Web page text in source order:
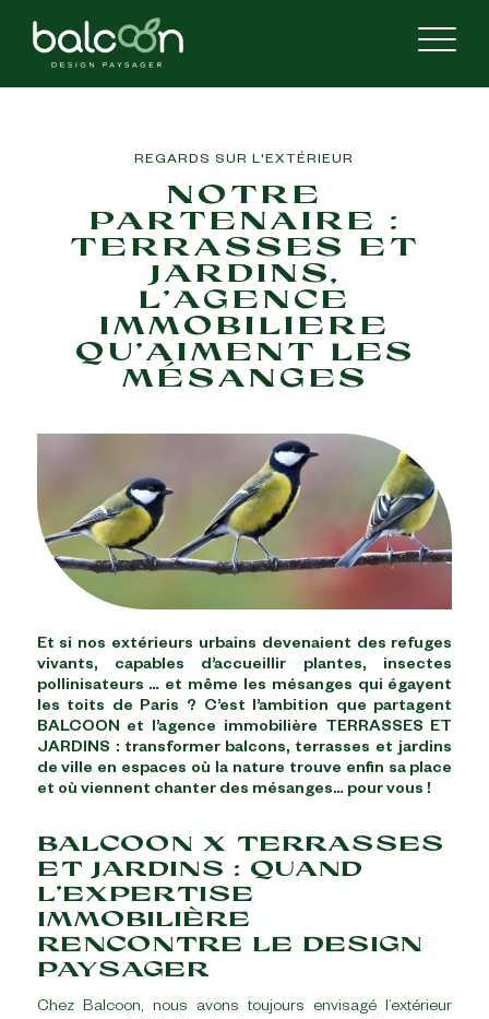
REGARDS SUR L'EXTÉRIEUR
NOTRE
PARTENAIRE :
TERRASSES ET
JARDINS,
L’AGENCE
IMMOBILIERE
QU’AIMENT LES
MÉSANGES
Et si nos extérieurs urbains devenaient des refuges
vivants, capables d’accueillir plantes, insectes
pollinisateurs … et même les mésanges qui égayent
les toits de Paris ? C’est l’ambition que partagent
BALCOON et l’agence immobilière TERRASSES ET
JARDINS : transformer balcons, terrasses et jardins
de ville en espaces où la nature trouve enfin sa place
et où viennent chanter des mésanges… pour vous !
BALCOON X TERRASSES
ET JARDINS : QUAND
L’EXPERTISE
IMMOBILIÈRE
RENCONTRE LE DESIGN
PAYSAGER
Chez Balcoon, nous avons toujours envisagé l’extérieur